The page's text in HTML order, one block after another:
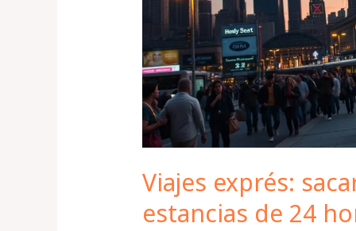
Viajes exprés:
estancias de 24
horas